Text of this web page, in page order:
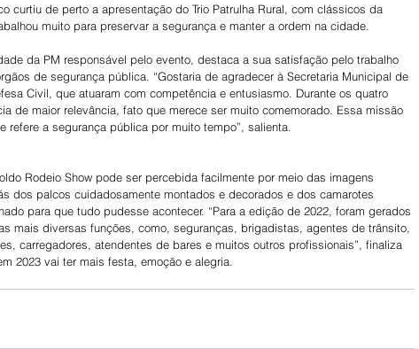
curtiu de perto a apresentação do Trio Patrulha Rural, com clássicos da
muito para preservar a segurança e manter a ordem na cidade.
da PM responsável pelo evento, destaca a sua satisfação pelo trabalho
de segurança pública. “Gostaria de agradecer à Secretaria Municipal de
Civil, que atuaram com competência e entusiasmo. Durante os quatro
de maior relevância, fato que merece ser muito comemorado. Essa missão
refere a segurança pública por muito tempo”, salienta.
Rodeio Show pode ser percebida facilmente por meio das imagens
dos palcos cuidadosamente montados e decorados e dos camarotes
para que tudo pudesse acontecer. “Para a edição de 2022, foram gerados
mais diversas funções, como, seguranças, brigadistas, agentes de trânsito,
carregadores, atendentes de bares e muitos outros profissionais”, finaliza
2023 vai ter mais festa, emoção e alegria.